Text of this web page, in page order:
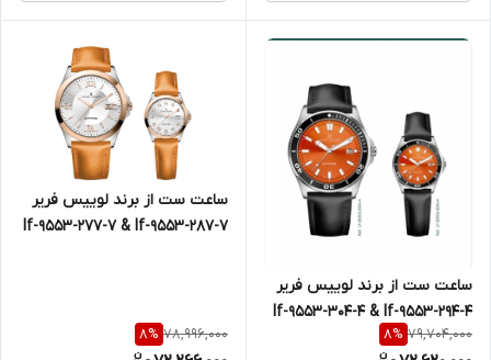
ساعت ست از برند لوییس فریر
lf-9553-304-4 & lf-9553-294-4
79,704,000
8%
ساعت ست از برند لوییس فریر
lf-9553-277-7 & lf-9553-287-7
78,996,000
8%